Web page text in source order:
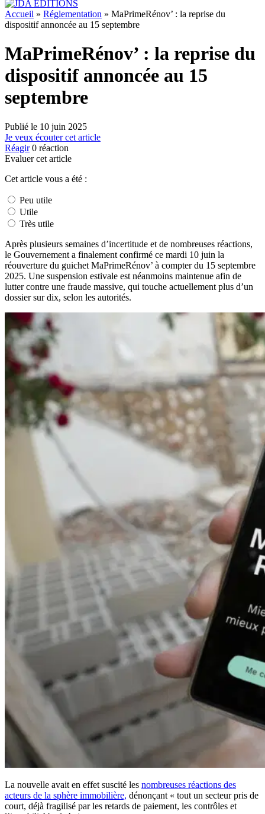
Accueil » Réglementation » MaPrimeRénov’ : la reprise du
dispositif annoncée au 15 septembre
MaPrimeRénov’ : la reprise du
dispositif annoncée au 15
septembre
Publié le 10 juin 2025
Je veux écouter cet article
Réagir 0 réaction
Evaluer cet article
Cet article vous a été :
Peu utile
Utile
Très utile
Après plusieurs semaines d’incertitude et de nombreuses réactions,
le Gouvernement a finalement confirmé ce mardi 10 juin la
réouverture du guichet MaPrimeRénov’ à compter du 15 septembre
2025. Une suspension estivale est néanmoins maintenue afin de
lutter contre une fraude massive, qui touche actuellement plus d’un
dossier sur dix, selon les autorités.
La nouvelle avait en effet suscité les nombreuses réactions des
acteurs de la sphère immobilière, dénonçant « tout un secteur pris de
court, déjà fragilisé par les retards de paiement, les contrôles et